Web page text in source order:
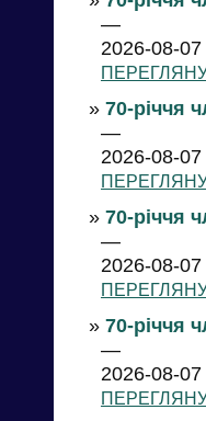
—
2026-08-07
» 70-річчя
—
2026-08-07
» 70-річчя
—
2026-08-07
» 70-річчя
—
2026-08-07